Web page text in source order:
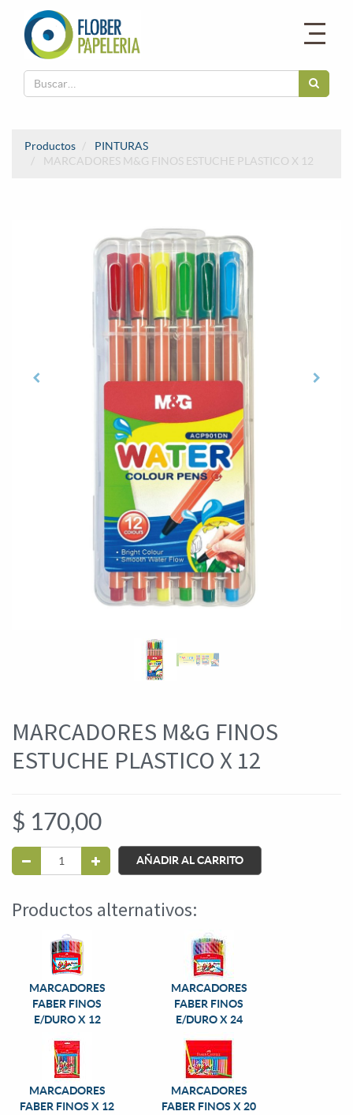
Productos
PINTURAS
MARCADORES M&G FINOS ESTUCHE PLASTICO X 12
MARCADORES M&G FINOS
ESTUCHE PLASTICO X 12
$ 170,00
AÑADIR AL CARRITO
Productos alternativos:
MARCADORES
FABER FINOS
E/DURO X 12
MARCADORES
FABER FINOS
E/DURO X 24
MARCADORES
FABER FINOS X 12
MARCADORES
FABER FINOS X 20